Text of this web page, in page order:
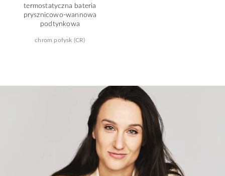
termostatyczna bateria
prysznicowo-wannowa
podtynkowa
chrom połysk (CR)